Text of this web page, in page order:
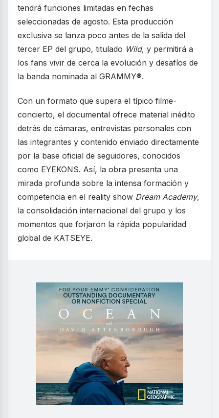
tendrá funciones limitadas en fechas
seleccionadas de agosto. Esta producción
exclusiva se lanza poco antes de la salida del
tercer EP del grupo, titulado Wild, y permitirá a
los fans vivir de cerca la evolución y desafíos de
la banda nominada al GRAMMY®.
Con un formato que supera el típico filme-
concierto, el documental ofrece material inédito
detrás de cámaras, entrevistas personales con
las integrantes y contenido enviado directamente
por la base oficial de seguidores, conocidos
como EYEKONS. Así, la obra presenta una
mirada profunda sobre la intensa formación y
competencia en el reality show Dream Academy,
la consolidación internacional del grupo y los
momentos que forjaron la rápida popularidad
global de KATSEYE.